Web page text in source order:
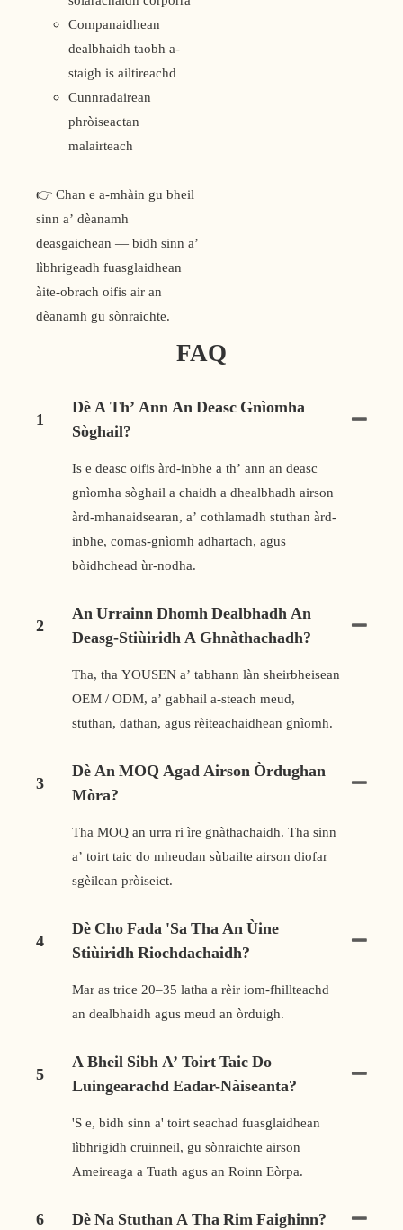
Companaidhean
dealbhaidh taobh a-
staigh is ailtireachd
Cunnradairean
phròiseactan
malairteach
👉 Chan e a-mhàin gu bheil
sinn a’ dèanamh
deasgaichean — bidh sinn a’
lìbhrigeadh fuasglaidhean
àite-obrach oifis air an
dèanamh gu sònraichte.
FAQ
1
Dè A Th’ Ann An Deasc Gnìomha
Sòghail?
Is e deasc oifis àrd-inbhe a th’ ann an deasc
gnìomha sòghail a chaidh a dhealbhadh airson
àrd-mhanaidsearan, a’ cothlamadh stuthan àrd-
inbhe, comas-gnìomh adhartach, agus
bòidhchead ùr-nodha.
2
An Urrainn Dhomh Dealbhadh An
Deasg-Stiùiridh A Ghnàthachadh?
Tha, tha YOUSEN a’ tabhann làn sheirbheisean
OEM / ODM, a’ gabhail a-steach meud,
stuthan, dathan, agus rèiteachaidhean gnìomh.
3
Dè An MOQ Agad Airson Òrdughan
Mòra?
Tha MOQ an urra ri ìre gnàthachaidh. Tha sinn
a’ toirt taic do mheudan sùbailte airson diofar
sgèilean pròiseict.
4
Dè Cho Fada 'sa Tha An Ùine
Stiùiridh Riochdachaidh?
Mar as trice 20–35 latha a rèir iom-fhillteachd
an dealbhaidh agus meud an òrduigh.
5
A Bheil Sibh A’ Toirt Taic Do
Luingearachd Eadar-Nàiseanta?
'S e, bidh sinn a' toirt seachad fuasglaidhean
lìbhrigidh cruinneil, gu sònraichte airson
Ameireaga a Tuath agus an Roinn Eòrpa.
6 Dè Na Stuthan A Tha Rim Faighinn?